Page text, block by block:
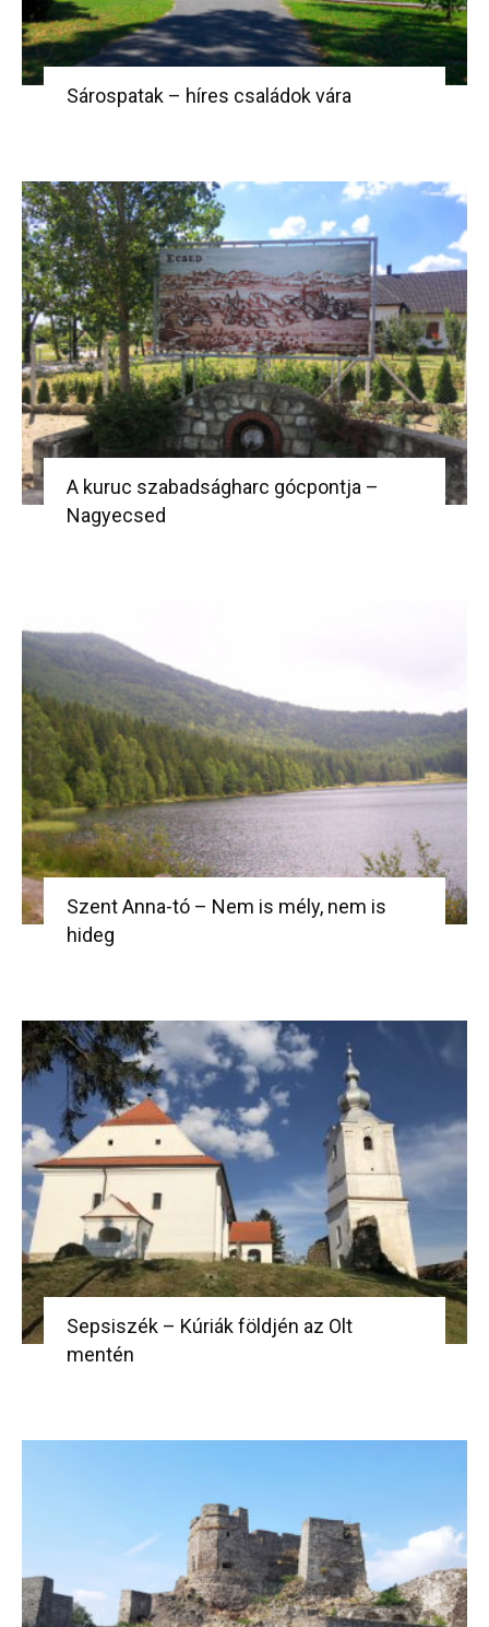
Sárospatak – híres családok vára
A kuruc szabadságharc gócpontja –
Nagyecsed
Szent Anna-tó – Nem is mély, nem is
hideg
Sepsiszék – Kúriák földjén az Olt
mentén